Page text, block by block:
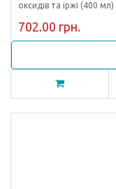
оксидів та іржі (400
702.00 грн.